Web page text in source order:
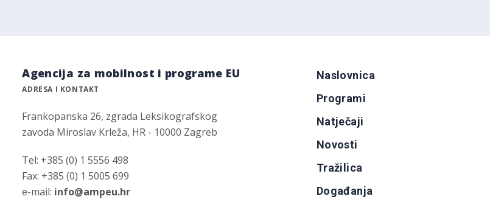
Agencija za mobilnost i programe EU
ADRESA I KONTAKT
Frankopanska 26, zgrada Leksikografskog
zavoda Miroslav Krleža, HR - 10000 Zagreb
Tel: +385 (0) 1 5556 498
Fax: +385 (0) 1 5005 699
e-mail: info@ampeu.hr
Naslovnica
Programi
Natječaji
Novosti
Tražilica
Događanja